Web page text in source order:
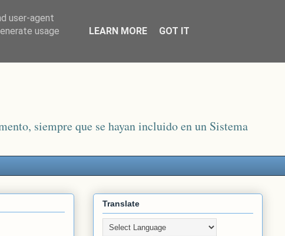
siempre que se hayan incluido en un Sistema
Translate
user-agent
usage
LEARN MORE GOT IT